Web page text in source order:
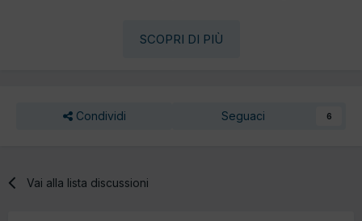
SCOPRI DI PIÙ
Condividi Seguaci 6
Vai alla lista discussioni